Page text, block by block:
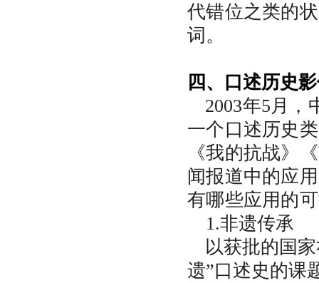
代错位之类的
词。
四、口述历史
2003年5月，
一个口述历史
《我的抗战》
闻报道中的应
有哪些应用的
1.非遗传承
以获批的国
遗”口述史的课